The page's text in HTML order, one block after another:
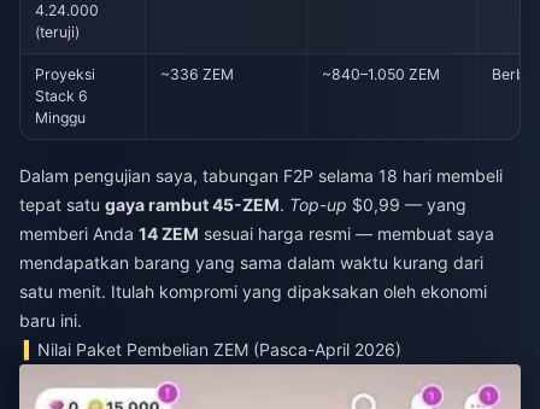
4.24.000
(teruji)
Proyeksi
Stack 6
Minggu
~336 ZEM ~840–1.050 ZEM
Dalam pengujian saya, tabungan F2P selama 18 hari membeli
tepat satu gaya rambut 45-ZEM. Top-up $0,99 — yang
memberi Anda 14 ZEM sesuai harga resmi — membuat saya
mendapatkan barang yang sama dalam waktu kurang dari
satu menit. Itulah kompromi yang dipaksakan oleh ekonomi
baru ini.
Nilai Paket Pembelian ZEM (Pasca-April 2026)